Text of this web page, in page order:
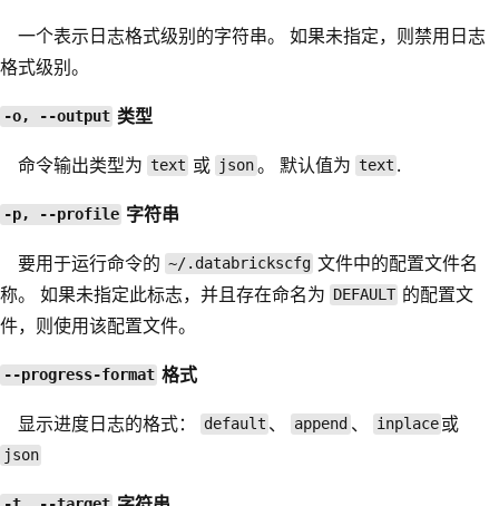
一个表示日志格式级别的字符串。 如果未指定，则禁用日志
格式级别。
-o, --output 类型
命令输出类型为 text 或 json。 默认值为 text .
-p, --profile 字符串
要用于运行命令的 ~/.databrickscfg 文件中的配置文件名
称。 如果未指定此标志，并且存在命名为 DEFAULT 的配置文
件，则使用该配置文件。
--progress-format 格式
显示进度日志的格式：
default 、 append 、 inplace 或
json